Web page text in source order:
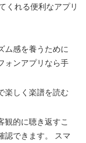
くれる便利なアプリ
ム感を養うために
ォンアプリなら手
楽しく楽譜を読む
観的に聴き返すこ
認できます。 スマ